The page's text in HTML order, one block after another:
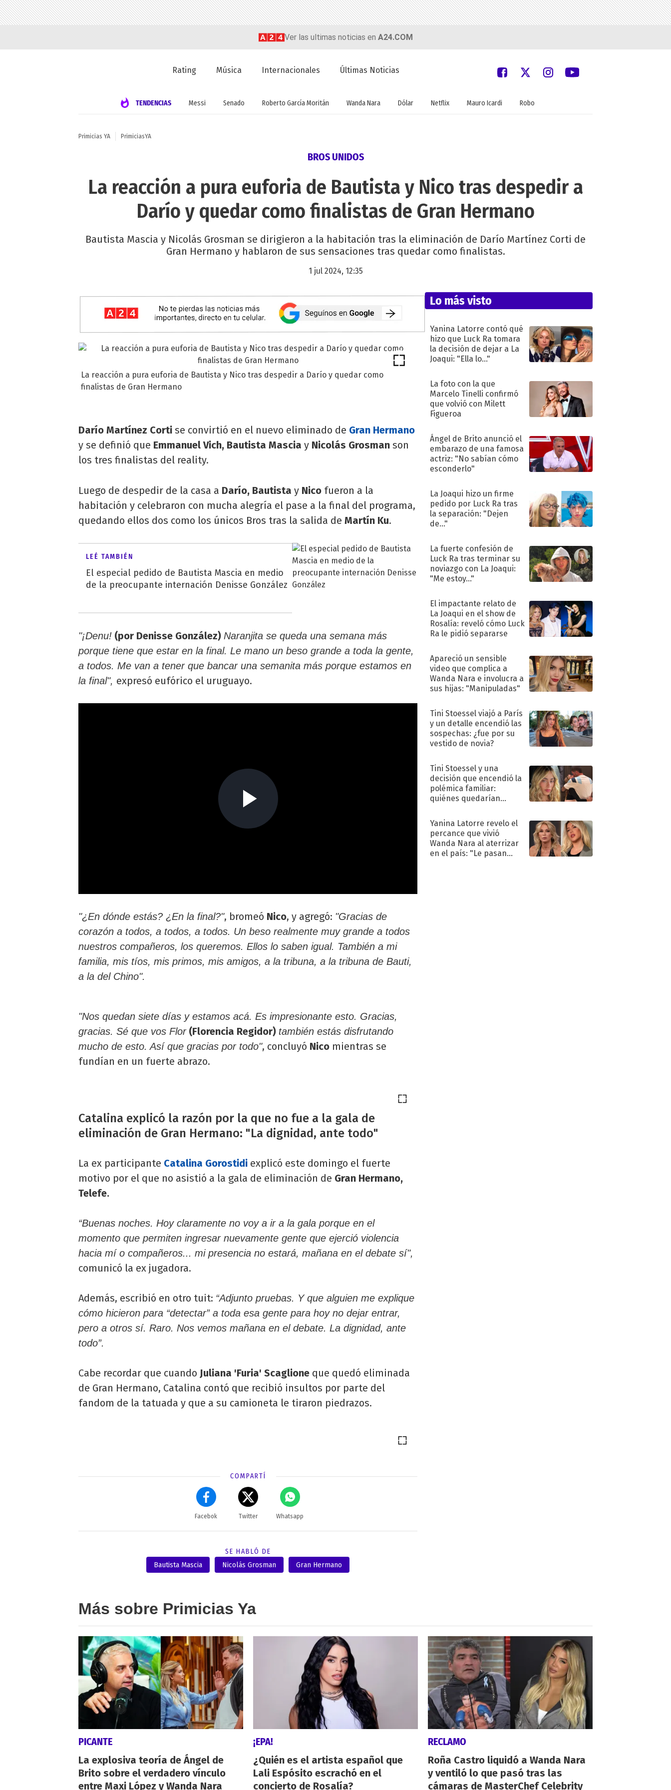
Ver las ultimas noticias en A24.COM
Rating Música Internacionales Últimas Noticias
TENDENCIAS Messi Senado Roberto García Moritán Wanda Nara Dólar Netflix Mauro Icardi Robo
Primicias YA PrimiciasYA
BROS UNIDOS
La reacción a pura euforia de Bautista y Nico tras despedir a
Darío y quedar como finalistas de Gran Hermano
Bautista Mascia y Nicolás Grosman se dirigieron a la habitación tras la eliminación de Darío Martínez Corti de
Gran Hermano y hablaron de sus sensaciones tras quedar como finalistas.
1 jul 2024, 12:35
La reacción a pura euforia de Bautista y Nico tras despedir a Darío y quedar como
finalistas de Gran Hermano
Darío Martínez Corti se convirtió en el nuevo eliminado de Gran Hermano
y se definió que Emmanuel Vich, Bautista Mascia y Nicolás Grosman son
los tres finalistas del reality.
Luego de despedir de la casa a Darío, Bautista y Nico fueron a la
habitación y celebraron con mucha alegría el pase a la final del programa,
quedando ellos dos como los únicos Bros tras la salida de Martín Ku.
LEÉ TAMBIÉN
El especial pedido de Bautista Mascia en medio
de la preocupante internación Denisse González
"¡Denu! (por Denisse González) Naranjita se queda una semana más
porque tiene que estar en la final. Le mano un beso grande a toda la gente,
a todos. Me van a tener que bancar una semanita más porque estamos en
la final", expresó eufórico el uruguayo.
"¿En dónde estás? ¿En la final?", bromeó Nico, y agregó: "Gracias de
corazón a todos, a todos, a todos. Un beso realmente muy grande a todos
nuestros compañeros, los queremos. Ellos lo saben igual. También a mi
familia, mis tíos, mis primos, mis amigos, a la tribuna, a la tribuna de Bauti,
a la del Chino".
"Nos quedan siete días y estamos acá. Es impresionante esto. Gracias,
gracias. Sé que vos Flor (Florencia Regidor) también estás disfrutando
mucho de esto. Así que gracias por todo", concluyó Nico mientras se
fundían en un fuerte abrazo.
Catalina explicó la razón por la que no fue a la gala de
eliminación de Gran Hermano: "La dignidad, ante todo"
La ex participante Catalina Gorostidi explicó este domingo el fuerte
motivo por el que no asistió a la gala de eliminación de Gran Hermano,
Telefe.
“Buenas noches. Hoy claramente no voy a ir a la gala porque en el
momento que permiten ingresar nuevamente gente que ejerció violencia
hacia mí o compañeros... mi presencia no estará, mañana en el debate sí",
comunicó la ex jugadora.
Además, escribió en otro tuit: “Adjunto pruebas. Y que alguien me explique
cómo hicieron para “detectar” a toda esa gente para hoy no dejar entrar,
pero a otros sí. Raro. Nos vemos mañana en el debate. La dignidad, ante
todo”.
Cabe recordar que cuando Juliana 'Furia' Scaglione que quedó eliminada
de Gran Hermano, Catalina contó que recibió insultos por parte del
fandom de la tatuada y que a su camioneta le tiraron piedrazos.
COMPARTÍ
Facebok Twitter Whatsapp
SE HABLÓ DE
Bautista Mascia
Nicolás Grosman Gran Hermano
Lo más visto
Yanina Latorre contó qué
hizo que Luck Ra tomara
la decisión de dejar a La
Joaqui: "Ella lo..."
La foto con la que
Marcelo Tinelli confirmó
que volvió con Milett
Figueroa
Ángel de Brito anunció el
embarazo de una famosa
actriz: "No sabían cómo
esconderlo"
La Joaqui hizo un firme
pedido por Luck Ra tras
la separación: "Dejen
de..."
La fuerte confesión de
Luck Ra tras terminar su
noviazgo con La Joaqui:
"Me estoy..."
El impactante relato de
La Joaqui en el show de
Rosalía: reveló cómo Luck
Ra le pidió separarse
Apareció un sensible
video que complica a
Wanda Nara e involucra a
sus hijas: "Manipuladas"
Tini Stoessel viajó a París
y un detalle encendió las
sospechas: ¿fue por su
vestido de novia?
Tini Stoessel y una
decisión que encendió la
polémica familiar:
quiénes quedarían
Yanina Latorre revelo el
percance que vivió
Wanda Nara al aterrizar
en el país: "Le pasan
Más sobre Primicias Ya
PICANTE
La explosiva teoría de Ángel de
Brito sobre el verdadero vínculo
entre Maxi López y Wanda Nara
¡EPA!
¿Quién es el artista español que
Lali Espósito escrachó en el
concierto de Rosalía?
RECLAMO
Roña Castro liquidó a Wanda Nara
y ventiló lo que pasó tras las
cámaras de MasterChef Celebrity